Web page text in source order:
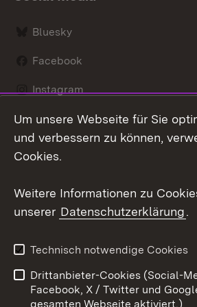
Bluesky
Facebook
Instagram
LinkedIn
Datenschutz
Impressum
Cookies
Um unsere Webseite für Sie
und verbessern zu können,
Cookies.
Weitere Informationen zu
unserer Datenschutzerklärung.
Technisch notwendige Cookies
Drittanbieter-Cookies (Social-
Facebook, X / Twitter und
gesamten Webseite aktiviert.)